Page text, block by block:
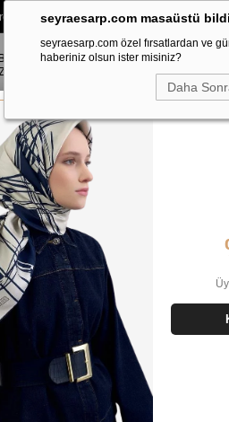
seyraesarp.com masaüstü
seyraesarp.com özel fırsatlardan ve
haberiniz olsun ister misiniz?
Daha
Özel Sepette%10 EKSTRA İNDİRİM
ŞALAKSESUAR
Boutique Az Hatalı Turuncu Yazı Desen